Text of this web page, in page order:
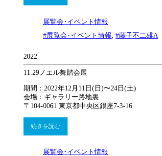
展覧会･イベント情報
#展覧会･イベント情報 #藤子不二雄A
2022
11.29 ノエル舞踏会展
期間：2022年12月11日(日)〜24日(土)
会場：ギャラリー路地裏
〒104-0061 東京都中央区銀座7-3-16
続きを読む
展覧会･イベント情報